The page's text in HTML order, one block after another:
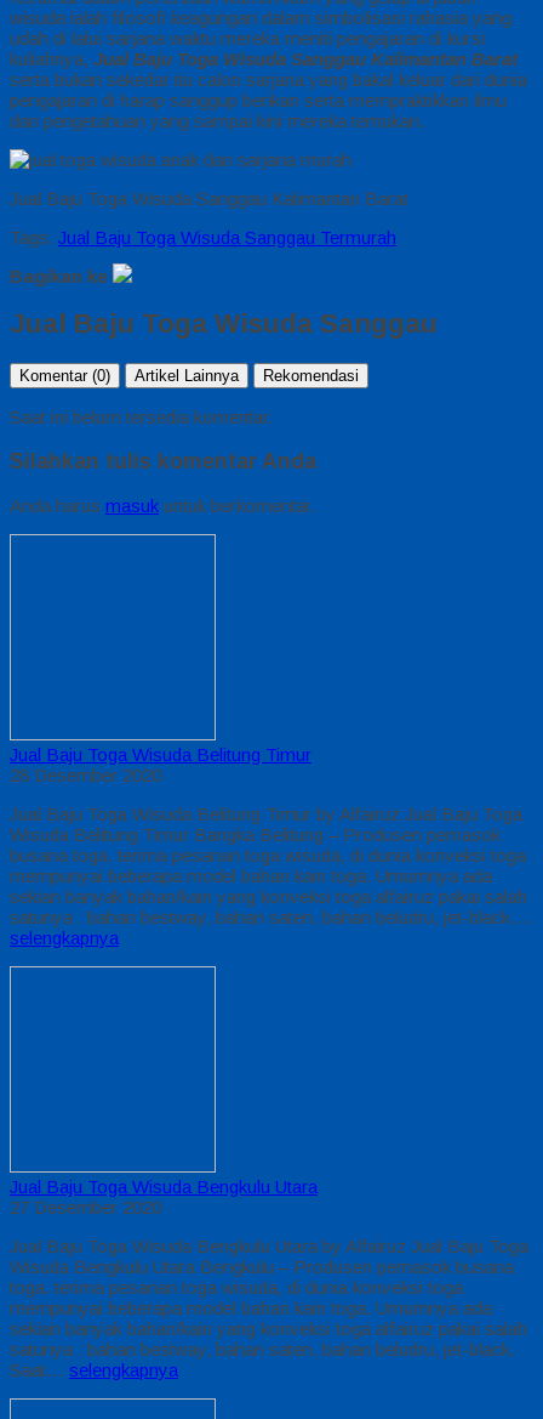
wisuda ialah filosofi keagungan dalam simbolisasi rahasia yang
udah di lalui sarjana waktu mereka meniti pengajaran di kursi
kuliahnya, Jual Baju Toga Wisuda Sanggau Kalimantan Barat
serta bukan sekedar itu calon sarjana yang bakal keluar dari dunia
pengajaran di harap sanggup berikan serta mempraktikkan ilmu
dan pengetahuan yang sampai kini mereka temukan.
Jual Baju Toga Wisuda Sanggau Kalimantan Barat
Tags: Jual Baju Toga Wisuda Sanggau Termurah
Bagikan ke
Jual Baju Toga Wisuda Sanggau
Komentar (0) Artikel Lainnya Rekomendasi
Saat ini belum tersedia komentar.
Silahkan tulis komentar Anda
Anda harus masuk untuk berkomentar.
Jual Baju Toga Wisuda Belitung Timur
28 Desember 2020
Jual Baju Toga Wisuda Belitung Timur by Alfairuz Jual Baju Toga
Wisuda Belitung Timur Bangka Belitung – Produsen pemasok
busana toga. terima pesanan toga wisuda, di dunia konveksi toga
mempunyai beberapa model bahan kain toga. Umumnya ada
sekian banyak bahan/kain yang konveksi toga alfairuz pakai salah
satunya : bahan bestway, bahan saten, bahan beludru, jet-black….
selengkapnya
Jual Baju Toga Wisuda Bengkulu Utara
27 Desember 2020
Jual Baju Toga Wisuda Bengkulu Utara by Alfairuz Jual Baju Toga
Wisuda Bengkulu Utara Bengkulu – Produsen pemasok busana
toga. terima pesanan toga wisuda, di dunia konveksi toga
mempunyai beberapa model bahan kain toga. Umumnya ada
sekian banyak bahan/kain yang konveksi toga alfairuz pakai salah
satunya : bahan bestway, bahan saten, bahan beludru, jet-black.
Saat… selengkapnya